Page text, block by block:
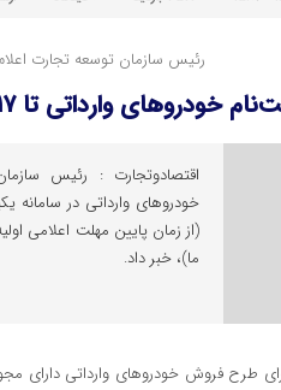
رئیس سازمان توسعه تجارت
وارداتی تا ۱۷ دی ماه تمدید شد
اقتصادوتجارت : رئیس
ما)، خبر داد.
طرح فروش خودروهای وارداتی دارای